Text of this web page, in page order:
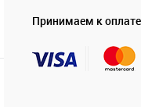
Принимаем к оплате